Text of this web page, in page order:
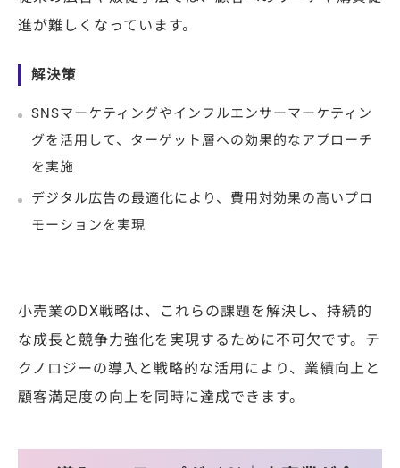
進が難しくなっています。
解決策
SNSマーケティングやインフルエンサーマーケティン
グを活用して、ターゲット層への効果的なアプローチ
を実施
デジタル広告の最適化により、費用対効果の高いプロ
モーションを実現
小売業のDX戦略は、これらの課題を解決し、持続的
な成長と競争力強化を実現するために不可欠です。テ
クノロジーの導入と戦略的な活用により、業績向上と
顧客満足度の向上を同時に達成できます。